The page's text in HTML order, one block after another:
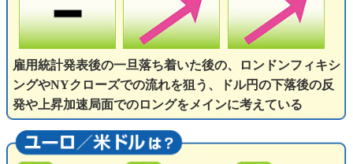
雇用統計発表後の一旦落ち着いた後の、ロンドンフィキシ
ングやNYクローズでの流れを狙う、ドル円の下落後の反
発や上昇加速局面でのロングをメインに考えている